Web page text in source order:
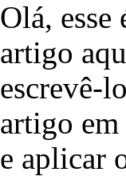
Olá,
artigo
escrevê-
artigo
e aplicar